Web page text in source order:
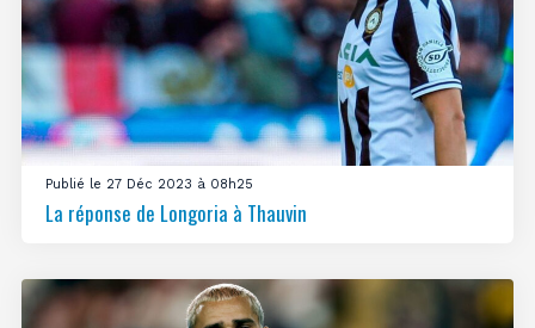
Publié le 27 Déc 2023 à 08h25
La réponse de Longoria à Thauvin